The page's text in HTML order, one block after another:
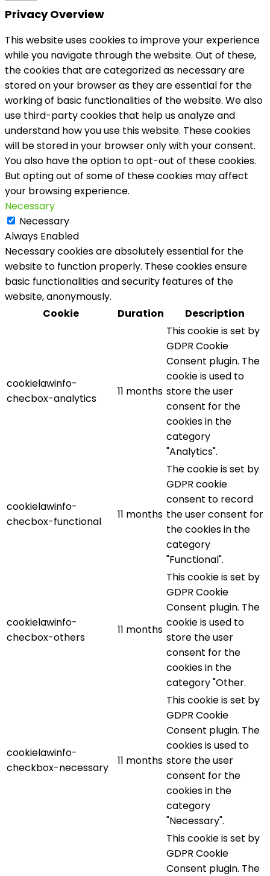
Privacy Overview
This website uses cookies to improve your experience
while you navigate through the website. Out of these,
the cookies that are categorized as necessary are
stored on your browser as they are essential for the
working of basic functionalities of the website. We also
use third-party cookies that help us analyze and
understand how you use this website. These cookies
will be stored in your browser only with your consent.
You also have the option to opt-out of these cookies.
But opting out of some of these cookies may affect
your browsing experience.
Necessary
Necessary
Always Enabled
Necessary cookies are absolutely essential for the
website to function properly. These cookies ensure
basic functionalities and security features of the
website, anonymously.
Cookie
Duration Description
cookielawinfo-
checbox-analytics
11 months
This cookie is set by
GDPR Cookie
Consent plugin. The
cookie is used to
store the user
consent for the
cookies in the
category
"Analytics".
cookielawinfo-
checbox-functional
11 months
The cookie is set by
GDPR cookie
consent to record
the user consent for
the cookies in the
category
"Functional".
cookielawinfo-
checbox-others
11 months
This cookie is set by
GDPR Cookie
Consent plugin. The
cookie is used to
store the user
consent for the
cookies in the
category "Other.
cookielawinfo-
checkbox-necessary
11 months
This cookie is set by
GDPR Cookie
Consent plugin. The
cookies is used to
store the user
consent for the
cookies in the
category
"Necessary".
This cookie is set by
GDPR Cookie
Consent plugin. The